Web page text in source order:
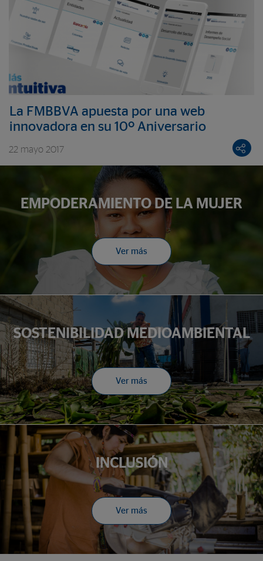
La FMBBVA apuesta por una web
innovadora en su 10º Aniversario
22 mayo 2017
EMPODERAMIENTO DE LA MUJER
Ver más
SOSTENIBILIDAD MEDIOAMBIENTAL
Ver más
INCLUSIÓN
Ver más